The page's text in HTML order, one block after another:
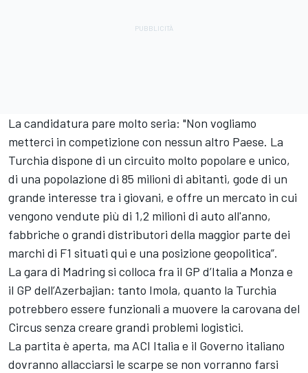
La candidatura pare molto seria: "Non vogliamo
metterci in competizione con nessun altro Paese. La
Turchia dispone di un circuito molto popolare e unico,
di una popolazione di 85 milioni di abitanti, gode di un
grande interesse tra i giovani, e offre un mercato in cui
vengono vendute più di 1,2 milioni di auto all'anno,
fabbriche o grandi distributori della maggior parte dei
marchi di F1 situati qui e una posizione geopolitica”.
La gara di Madring si colloca fra il GP d’Italia a Monza e
il GP dell’Azerbajian: tanto Imola, quanto la Turchia
potrebbero essere funzionali a muovere la carovana del
Circus senza creare grandi problemi logistici.
La partita è aperta, ma ACI Italia e il Governo italiano
dovranno allacciarsi le scarpe se non vorranno farsi